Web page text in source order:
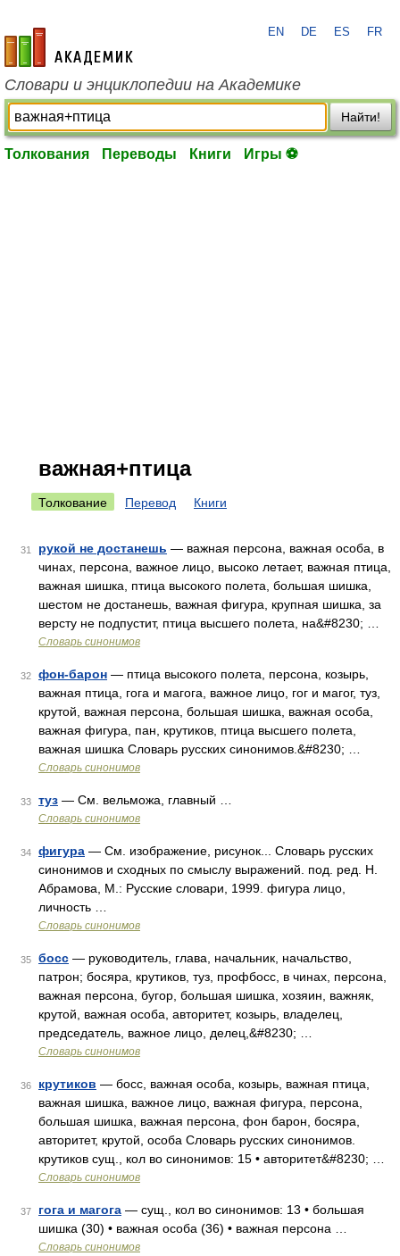
academic.ru
EN DE ES FR
Словари и энциклопедии на Академике
Найти!
Толкования Переводы Книги Игры ⚽
важная+птица
Толкование Перевод Книги
31 рукой не достанешь — важная персона, важная особа, в
чинах, персона, важное лицо, высоко летает, важная птица,
важная шишка, птица высокого полета, большая шишка,
шестом не достанешь, важная фигура, крупная шишка, за
версту не подпустит, птица высшего полета, на&#8230; …
Словарь синонимов
32 фон-барон — птица высокого полета, персона, козырь,
важная птица, гога и магога, важное лицо, гог и магог, туз,
крутой, важная персона, большая шишка, важная особа,
важная фигура, пан, крутиков, птица высшего полета,
важная шишка Словарь русских синонимов.&#8230; …
Словарь синонимов
33 туз — См. вельможа, главный …
Словарь синонимов
34 фигура — См. изображение, рисунок... Словарь русских
синонимов и сходных по смыслу выражений. под. ред. Н.
Абрамова, М.: Русские словари, 1999. фигура лицо,
личность …
Словарь синонимов
35 босс — руководитель, глава, начальник, начальство,
патрон; босяра, крутиков, туз, профбосс, в чинах, персона,
важная персона, бугор, большая шишка, хозяин, важняк,
крутой, важная особа, авторитет, козырь, владелец,
председатель, важное лицо, делец,&#8230; …
Словарь синонимов
36 крутиков — босс, важная особа, козырь, важная птица,
важная шишка, важное лицо, важная фигура, персона,
большая шишка, важная персона, фон барон, босяра,
авторитет, крутой, особа Словарь русских синонимов.
крутиков сущ., кол во синонимов: 15 • авторитет&#8230; …
Словарь синонимов
37 гога и магога — сущ., кол во синонимов: 13 • большая
шишка (30) • важная особа (36) • важная персона …
Словарь синонимов